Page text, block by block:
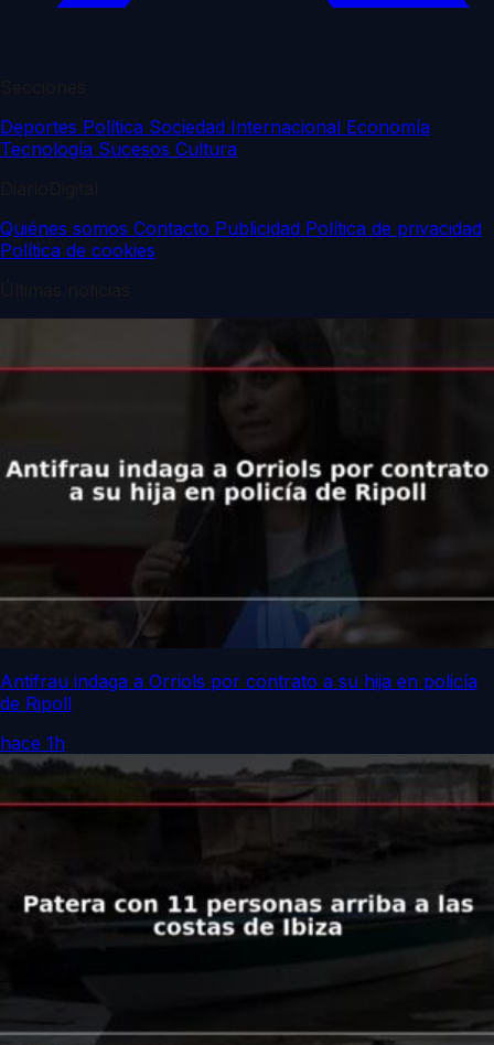
Deportes Política Sociedad Internacional Economía
Tecnología Sucesos Cultura
Quiénes somos Contacto Publicidad Política de privacidad
Política de cookies
Antifrau indaga a Orriols por contrato a su hija en policía
de Ripoll
hace 1h